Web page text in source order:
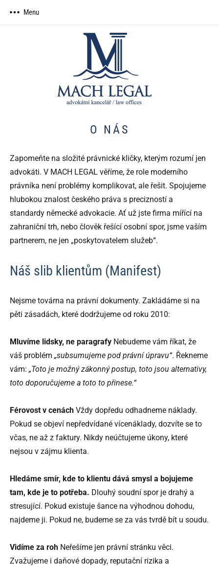
Menu
O NÁS
Zapomeňte na složité právnické kličky, kterým rozumí jen
advokáti. V MACH LEGAL věříme, že role moderního
právníka není problémy komplikovat, ale řešit. Spojujeme
hlubokou znalost českého práva s precizností a
standardy německé advokacie. Ať už jste firma mířící na
zahraniční trh, nebo člověk řešící osobní spor, jsme vaším
partnerem, ne jen „poskytovatelem služeb“.
Náš slib klientům (Manifest)
Nejsme továrna na právní dokumenty. Zakládáme si na
pěti zásadách, které dodržujeme od roku 2010:
Mluvíme lidsky, ne paragrafy Nebudeme vám říkat, že
váš problém „subsumujeme pod právní úpravu“. Řekneme
vám: „Toto je možný zákonný postup, toto jsou alternativy,
toto doporučujeme a toto to přinese.“
Férovost v cenách Vždy dopředu odhadneme náklady.
Pokud se objeví nepředvídané vícenáklady, dozvíte se to
včas, ne až z faktury. Nikdy neúčtujeme úkony, které
nejsou v zájmu klienta.
Hledáme smír, kde to klientu dává smysl a bojujeme
tam, kde je to potřeba. Dlouhý soudní spor je drahý a
stresující. Pokud existuje šance na výhodnou dohodu,
najdeme ji. Pokud ne, budeme se za vás tvrdě bít u soudu.
Vidíme za roh Neřešíme jen právní stránku věci.
Zvažujeme i daňové dopady, reputační rizika a